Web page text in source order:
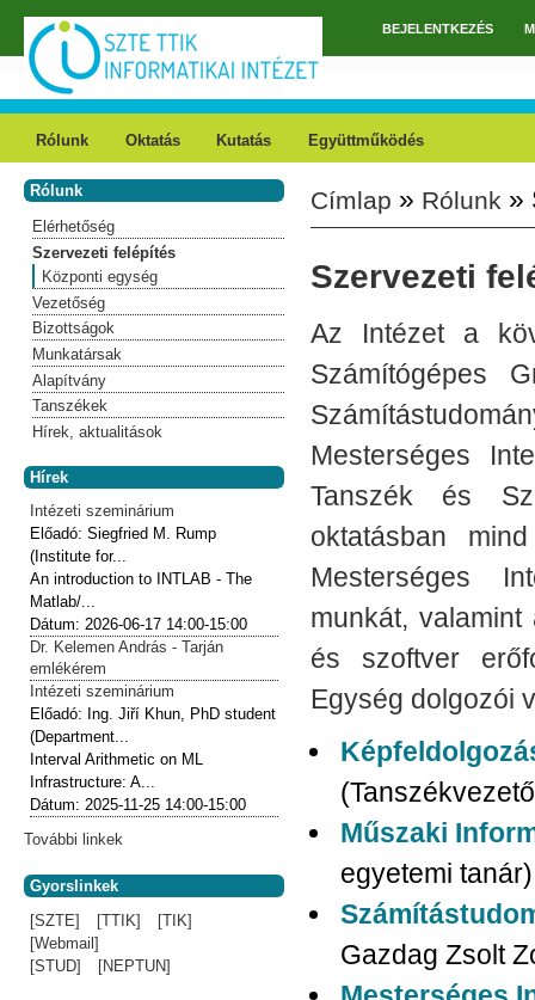
Ugrás a tartalomra
FőmenüBEJELENTKEZÉS
Rólunk Oktatás Kutatás Együttműködés
Jelenlegi hely
Címlap » Rólunk »
Szervezeti
Az Intézet a
Számítógépes
Mesterséges
Tanszék és
oktatásban
Mesterséges
munkát,
és szoftver
Egység dolgozói
Műszaki
egyetemi tanár)
Gazdag Zsolt
Rólunk
Elérhetőség
Szervezeti felépítés
Központi egység
Vezetőség
Bizottságok
Munkatársak
Alapítvány
Tanszékek
Hírek, aktualitások
Hírek
Intézeti szeminárium
Előadó:Siegfried M. Rump
(Institute for...
An introduction to INTLAB - The
Matlab/...
Dátum:2026-06-17 14:00-15:00
Dr. Kelemen András - Tarján
emlékérem
Intézeti szeminárium
Előadó: Ing. Jiří Khun, PhD student
(Department...
Interval Arithmetic on ML
Infrastructure: A...
Dátum:2025-11-25 14:00-15:00
További linkek
Gyorslinkek
[SZTE]
[TTIK]
[TIK]
[Webmail]
[STUD]
[NEPTUN]